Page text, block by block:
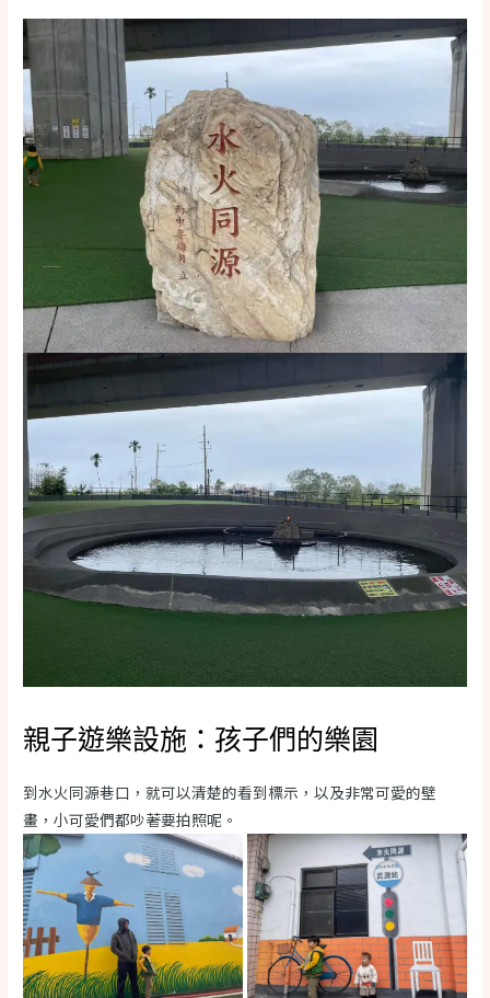
親子遊樂設施：孩子們的樂園
到水火同源巷口，就可以清楚的看到標示，以及非常可愛的壁
畫，小可愛們都吵著要拍照呢。